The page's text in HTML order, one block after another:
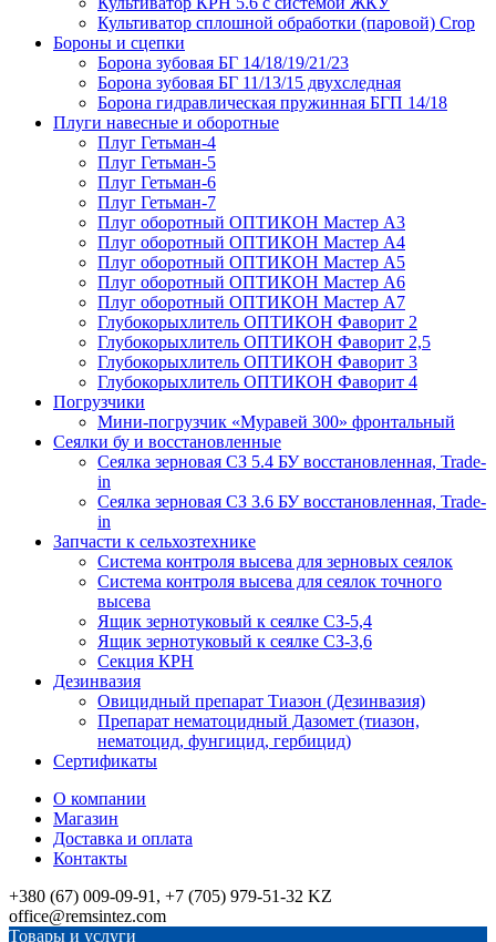
Культиватор сплошной обработки (паровой) Crop
Бороны и сцепки
Борона зубовая БГ 14/18/19/21/23
Борона зубовая БГ 11/13/15 двухследная
Борона гидравлическая пружинная БГП 14/18
Плуги навесные и оборотные
Плуг Гетьман-4
Плуг Гетьман-5
Плуг Гетьман-6
Плуг Гетьман-7
Плуг оборотный ОПТИКОН Мастер А3
Плуг оборотный ОПТИКОН Мастер А4
Плуг оборотный ОПТИКОН Мастер А5
Плуг оборотный ОПТИКОН Мастер А6
Плуг оборотный ОПТИКОН Мастер А7
Глубокорыхлитель ОПТИКОН Фаворит 2
Глубокорыхлитель ОПТИКОН Фаворит 2,5
Глубокорыхлитель ОПТИКОН Фаворит 3
Глубокорыхлитель ОПТИКОН Фаворит 4
Погрузчики
Мини-погрузчик «Муравей 300» фронтальный
Сеялки бу и восстановленные
Сеялка зерновая СЗ 5.4 БУ восстановленная, Trade-
in
Сеялка зерновая СЗ 3.6 БУ восстановленная, Trade-
in
Запчасти к сельхозтехнике
Система контроля высева для зерновых сеялок
Система контроля высева для сеялок точного
высева
Ящик зернотуковый к сеялке СЗ-5,4
Ящик зернотуковый к сеялке СЗ-3,6
Секция КРН
Дезинвазия
Овицидный препарат Тиазон (Дезинвазия)
Препарат нематоцидный Дазомет (тиазон,
нематоцид, фунгицид, гербицид)
Сертификаты
О компании
Магазин
Доставка и оплата
Контакты
+380 (67) 009-09-91, +7 (705) 979-51-32 KZ
office@remsintez.com
Товары и услуги